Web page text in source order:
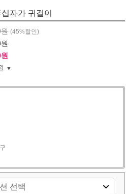
자가 귀걸이
(45%할인)
원